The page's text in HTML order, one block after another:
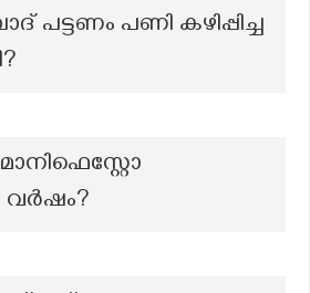
പട്ടണം പണി കഴിപ്പിച്ച
വർഷം?